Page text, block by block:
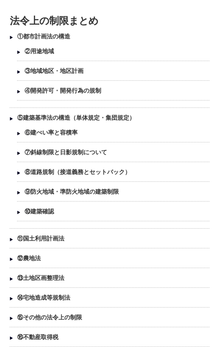
法令上の制限まとめ
①都市計画法の構造
②用途地域
③地域地区・地区計画
④開発許可・開発行為の規制
⑤建築基準法の構造（単体規定・集団規定）
⑥建ぺい率と容積率
⑦斜線制限と日影規制について
⑧道路規制（接道義務とセットバック）
⑨防火地域・準防火地域の建築制限
⑩建築確認
⑪国土利用計画法
⑫農地法
⑬土地区画整理法
⑭宅地造成等規制法
⑮その他の法令上の制限
⑯不動産取得税